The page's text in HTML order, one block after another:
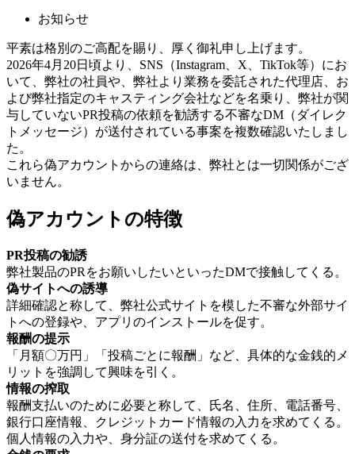
お知らせ
平素は格別のご高配を賜り、厚く御礼申し上げます。
2026年4月20日頃より、SNS（Instagram、X、TikTok等）にお
いて、弊社の社員や、弊社より業務を委託された代理店、お
よび弊社指定のキャスティング会社などを名乗り、弊社が関
与していないPR投稿の依頼を勧誘する不審なDM（ダイレク
トメッセージ）が送付されている事案を複数確認いたしまし
た。
これら偽アカウントからの連絡は、弊社とは一切関係がござ
いません。
偽アカウントの特徴
PR投稿の勧誘
弊社製品のPRをお願いしたいといったDMで接触してくる。
偽サイトへの誘導
詳細確認と称して、弊社公式サイトを模した不審な外部サイ
トへの登録や、アプリのインストールを促す。
報酬の提示
「月額〇万円」「投稿ごとに報酬」など、具体的な金銭的メ
リットを強調して興味を引く。
情報の搾取
報酬支払いのために必要と称して、氏名、住所、電話番号、
銀行口座情報、クレジットカード情報の入力を求めてくる。
個人情報の入力や、身分証の送付を求めてくる。